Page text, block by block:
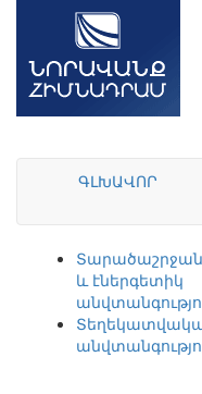
ԳԼԽԱՎՈՐ
և էներգետիկ